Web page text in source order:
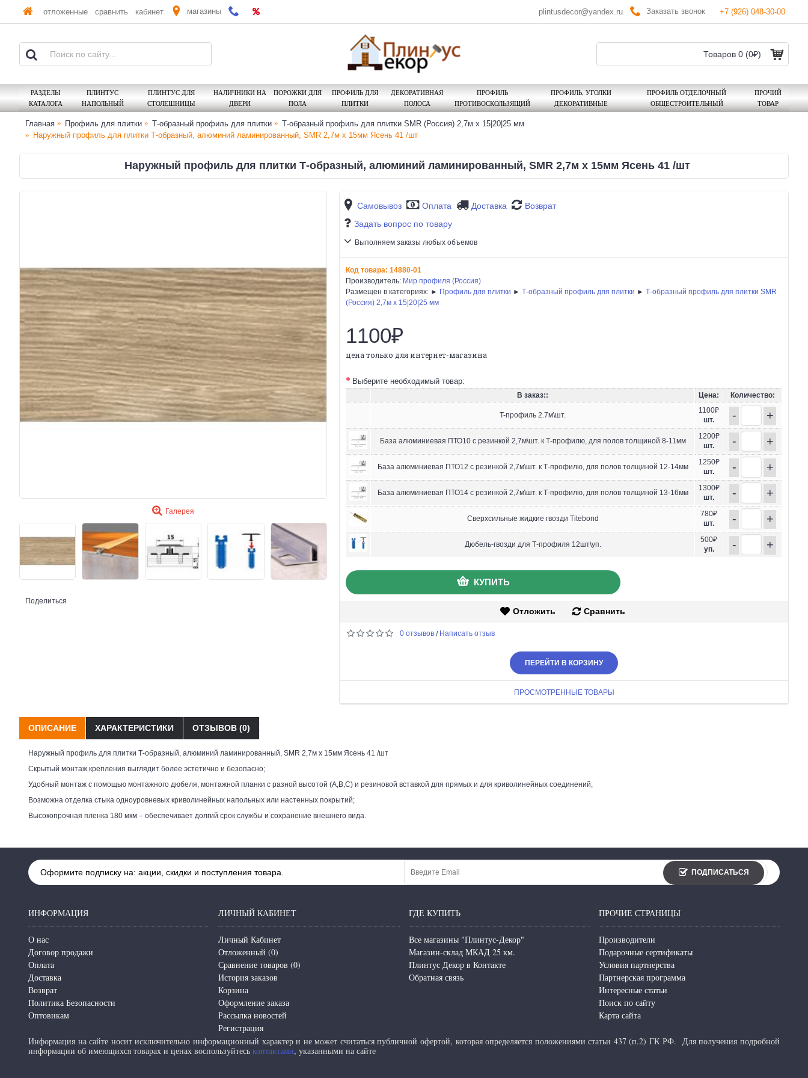
отложенные сравнить кабинет магазины plintusdecor@yandex.ru Заказать звонок +7 (926) 048-30-00
Товаров 0 (0₽)
РАЗДЕЛЫ
КАТАЛОГА
ПЛИНТУС
НАПОЛЬНЫЙ
ПЛИНТУС ДЛЯ
СТОЛЕШНИЦЫ
НАЛИЧНИКИ НА
ДВЕРИ
ПОРОЖКИ ДЛЯ
ПОЛА
ПРОФИЛЬ ДЛЯ
ПЛИТКИ
ДЕКОРАТИВНАЯ
ПОЛОСА
ПРОФИЛЬ
ПРОТИВОСКОЛЬЗЯЩИЙ
ПРОФИЛЬ, УГОЛКИ
ДЕКОРАТИВНЫЕ
ПРОФИЛЬ ОТДЕЛОЧНЫЙ
ОБЩЕСТРОИТЕЛЬНЫЙ
ПРОЧИЙ
ТОВАР
Главная Профиль для плитки Т-образный профиль для плитки
Т-образный профиль для плитки SMR (Россия) 2,7м х 15|20|25 мм
Наружный профиль для плитки Т-образный, алюминий ламинированный, SMR 2,7м х 15мм Ясень 41 /шт
Наружный профиль для плитки Т-образный, алюминий ламинированный, SMR 2,7м х 15мм Ясень 41 /шт
Галерея
Поделиться
Самовывоз Оплата Доставка
Возврат
Задать вопрос по товару
Выполняем заказы любых объемов
Код товара: 14880-01
Производитель: Мир профиля (Россия)
Размещен в категориях: ► Профиль для плитки ► Т-образный профиль для плитки ► Т-образный профиль для плитки SMR
(Россия) 2,7м х 15|20|25 мм
1100₽
цена только для интернет-магазина
Выберите необходимый товар:
В заказ:: Цена: Количество:
T-профиль 2.7м\шт.
1100₽
шт.
- +
База алюминиевая ПТО10 с резинкой 2,7м\шт. к Т-профилю, для полов толщиной 8-11мм
1200₽
шт.
- +
База алюминиевая ПТО12 с резинкой 2,7м\шт. к Т-профилю, для полов толщиной 12-14мм
1250₽
шт.
- +
База алюминиевая ПТО14 с резинкой 2,7м\шт. к Т-профилю, для полов толщиной 13-16мм
1300₽
шт.
- +
Сверхсильные жидкие гвозди Titebond
780₽
шт.
- +
Дюбель-гвозди для Т-профиля 12шт\уп.
500₽
уп.
- +
КУПИТЬ
Отложить Сравнить
0 отзывов / Написать отзыв
ПЕРЕЙТИ В КОРЗИНУ
ПРОСМОТРЕННЫЕ ТОВАРЫ
ОПИСАНИЕ ХАРАКТЕРИСТИКИ ОТЗЫВОВ (0)
Наружный профиль для плитки Т-образный, алюминий ламинированный, SMR 2,7м х 15мм Ясень 41 /шт
Скрытый монтаж крепления выглядит более эстетично и безопасно;
Удобный монтаж с помощью монтажного дюбеля, монтажной планки с разной высотой (А,В,С) и резиновой вставкой для прямых и для криволинейных соединений;
Возможна отделка стыка одноуровневых криволинейных напольных или настенных покрытий;
Высокопрочная пленка 180 мкм – обеспечивает долгий срок службы и сохранение внешнего вида.
Оформите подписку на: акции, скидки и поступления товара. ПОДПИСАТЬСЯ
ИНФОРМАЦИЯ
О нас
Договор продажи
Оплата
Доставка
Возврат
Политика Безопасности
Оптовикам
ЛИЧНЫЙ КАБИНЕТ
Личный Кабинет
Отложенный (0)
Сравнение товаров (0)
История заказов
Корзина
Оформление заказа
Рассылка новостей
Регистрация
ГДЕ КУПИТЬ
Все магазины "Плинтус-Декор"
Магазин-склад МКАД 25 км.
Плинтус Декор в Контакте
Обратная связь
ПРОЧИЕ СТРАНИЦЫ
Производители
Подарочные сертификаты
Условия партнерства
Партнерская программа
Интересные статьи
Поиск по сайту
Карта сайта
Информация на сайте носит исключительно информационный характер и не может считаться публичной офертой, которая определяется положениями статьи 437 (п.2) ГК РФ. Для получения подробной
информации об имеющихся товарах и ценах воспользуйтесь контактами, указанными на сайте